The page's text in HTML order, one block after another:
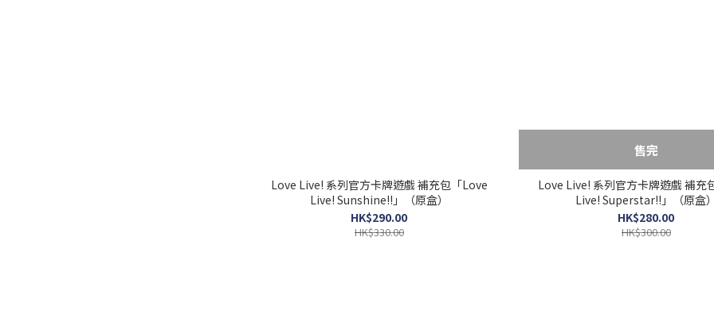
Love Live! 系列官方卡牌遊戲 補充包「Love
Live! Sunshine!!」（原盒）
HK$290.00
HK$330.00
售完
Love Live! 系列官方卡牌遊戲 補充
Live! Superstar!!」（原盒
HK$280.00
HK$300.00